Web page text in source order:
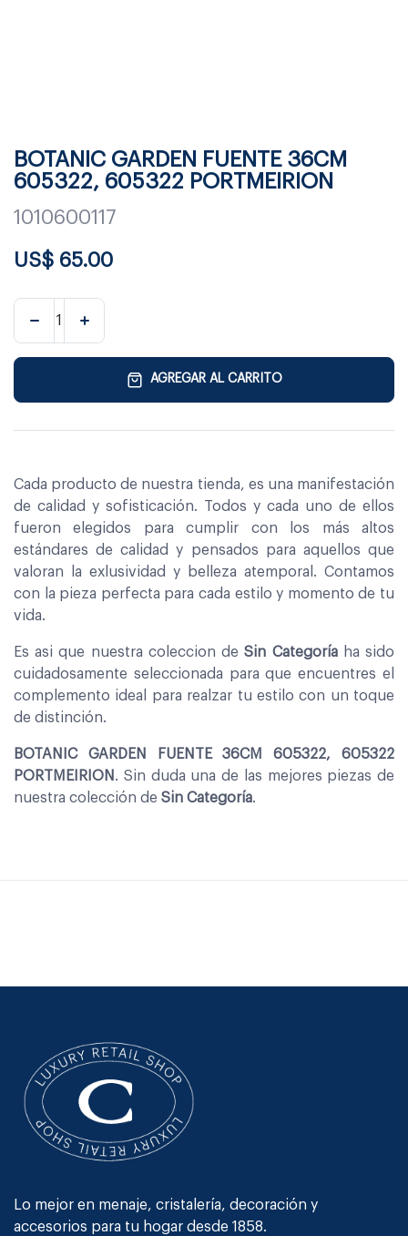
BOTANIC GARDEN FUENTE 36CM
605322, 605322 PORTMEIRION
1010600117
US$ 65.00
AGREGAR AL CARRITO
Cada producto de nuestra tienda, es una manifestación
de calidad y sofisticación. Todos y cada uno de ellos
fueron elegidos para cumplir con los más altos
estándares de calidad y pensados para aquellos que
valoran la exlusividad y belleza atemporal. Contamos
con la pieza perfecta para cada estilo y momento de tu
vida.
Es asi que nuestra coleccion deSin Categoríaha sido
cuidadosamente seleccionada para que encuentres el
complemento ideal para realzar tu estilo con un toque
de distinción.
BOTANIC GARDEN FUENTE 36CM 605322, 605322
PORTMEIRION . Sin duda una de las mejores piezas de
nuestra colección de Sin Categoría.
Lo mejor en menaje, cristalería, decoración y
accesorios para tu hogar desde 1858.